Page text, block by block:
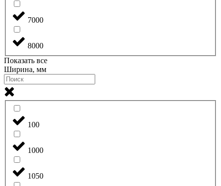
7000
8000
Показать все
Ширина, мм
100
1000
1050